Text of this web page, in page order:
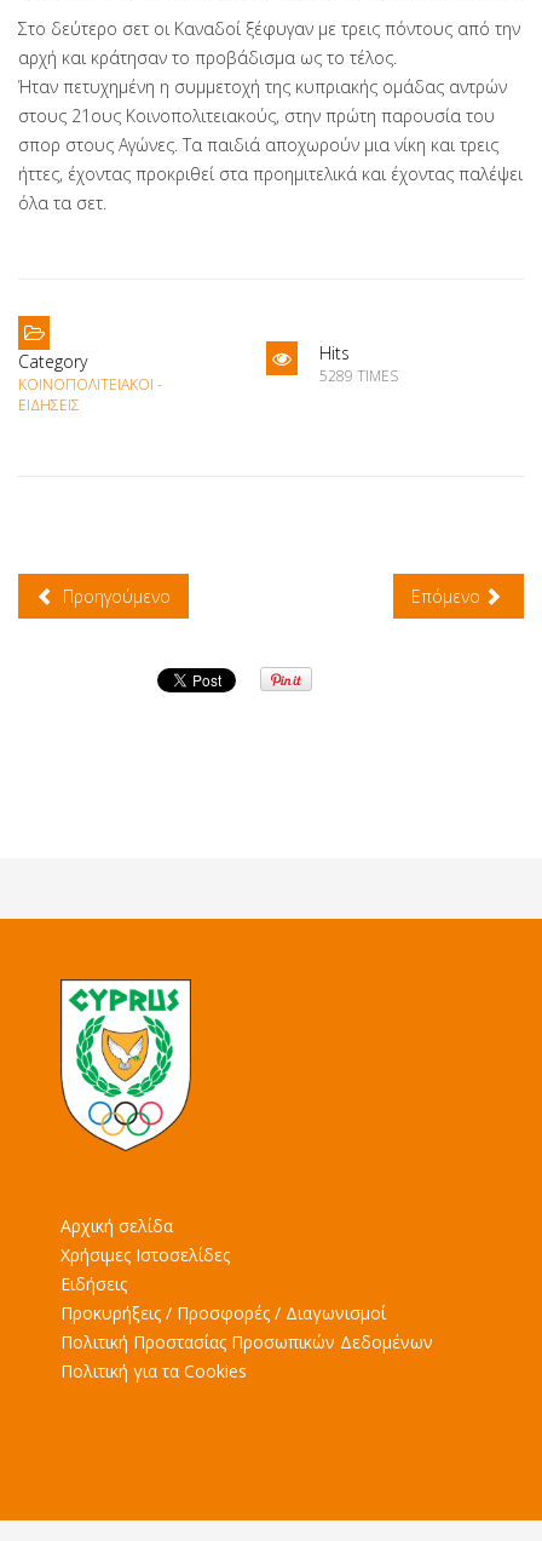
Στο δεύτερο σετ οι Καναδοί ξέφυγαν με τρεις πόντους από την
αρχή και κράτησαν το προβάδισμα ως το τέλος.
Ήταν πετυχημένη η συμμετοχή της κυπριακής ομάδας αντρών
στους 21ους Κοινοπολιτειακούς, στην πρώτη παρουσία του
σπορ στους Αγώνες. Τα παιδιά αποχωρούν μια νίκη και τρεις
ήττες, έχοντας προκριθεί στα προημιτελικά και έχοντας παλέψει
όλα τα σετ.
Category
ΚΟΙΝΟΠΟΛΙΤΕΙΑΚΟΊ -
ΕΙΔΉΣΕΙΣ
Hits
5289 TIMES
Προηγούμενο Επόμενο
Αρχική σελίδα
Χρήσιμες Ιστοσελίδες
Ειδήσεις
Προκυρήξεις / Προσφορές / Διαγωνισμοί
Πολιτική Προστασίας Προσωπικών Δεδομένων
Πολιτική για τα Cookies